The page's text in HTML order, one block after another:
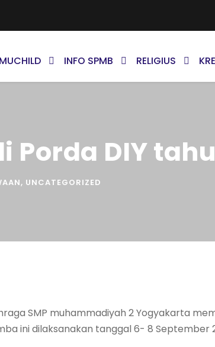
MUCHILD INFO SPMB RELIGIUS
Porda DIY
, UNCATEGORIZED
SMP muhammadiyah 2 Yogyakarta
ini dilaksanakan tanggal 6- 8 September